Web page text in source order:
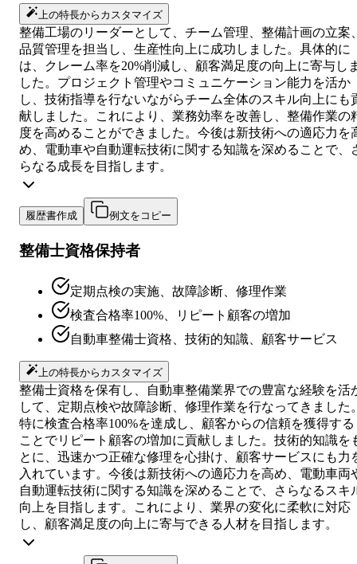
上の特長からカスタマイズ
整備工場のリーダーとして、チーム管理、整備計画の立案
品質管理を担当し、生産性向上に成功しました。具体的に
は、クレーム率を20%削減し、顧客満足度の向上に寄与し
した。プロジェクト管理やコミュニケーション能力を活か
し、技術指導を行ないながらチーム全体のスキル向上にも
献しました。これにより、業務効率を改善し、整備作業の
度を高めることができました。今後は新技術への適応力を
め、電動車や自動運転技術に関する知識を深めることで、
らなる成長を目指します。
履歴書作成 例文をコピー
整備士資格保持者
定期点検の実施、故障診断、修理作業
検査合格率100%、リピート顧客の増加
自動車整備士資格、技術的知識、顧客サービス
上の特長からカスタマイズ
整備士資格を保有し、自動車整備業界での豊富な経験を活
して、定期点検や故障診断、修理作業を行なってきました
特に検査合格率100%を達成し、顧客からの信頼を獲得する
ことでリピート顧客の増加に貢献しました。技術的知識を
とに、迅速かつ正確な修理を心掛け、顧客サービスにも力
入れています。今後は新技術への適応力を高め、電動車両
自動運転技術に関する知識を深めることで、さらなるスキ
向上を目指します。これにより、業界の変化に柔軟に対応
し、顧客満足度の向上に寄与できる人材を目指します。